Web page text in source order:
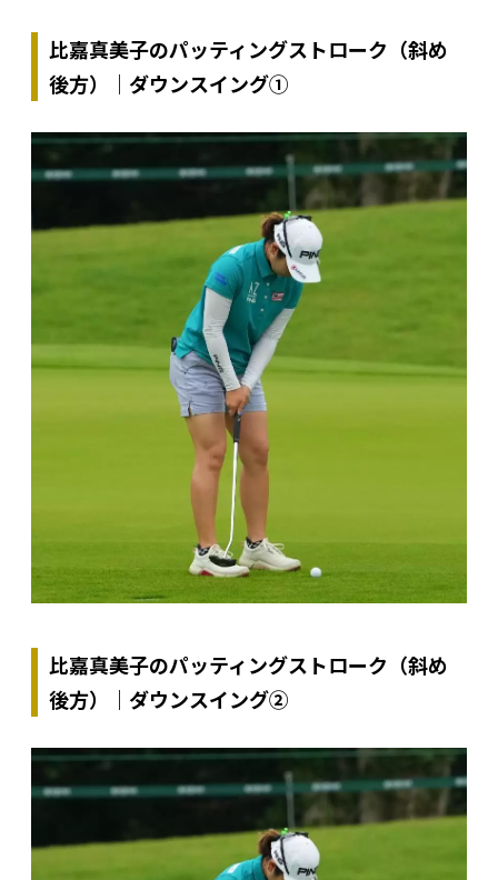
比嘉真美子のパッティングストローク（斜め
後方）｜ダウンスイング①
比嘉真美子のパッティングストローク（斜め
後方）｜ダウンスイング②